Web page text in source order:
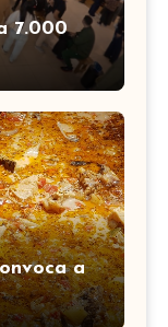
7.000
a